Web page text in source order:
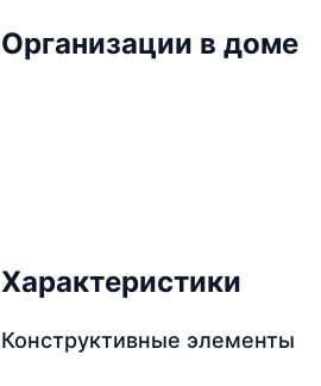
Организации в доме
Характеристики
Конструктивные элементы